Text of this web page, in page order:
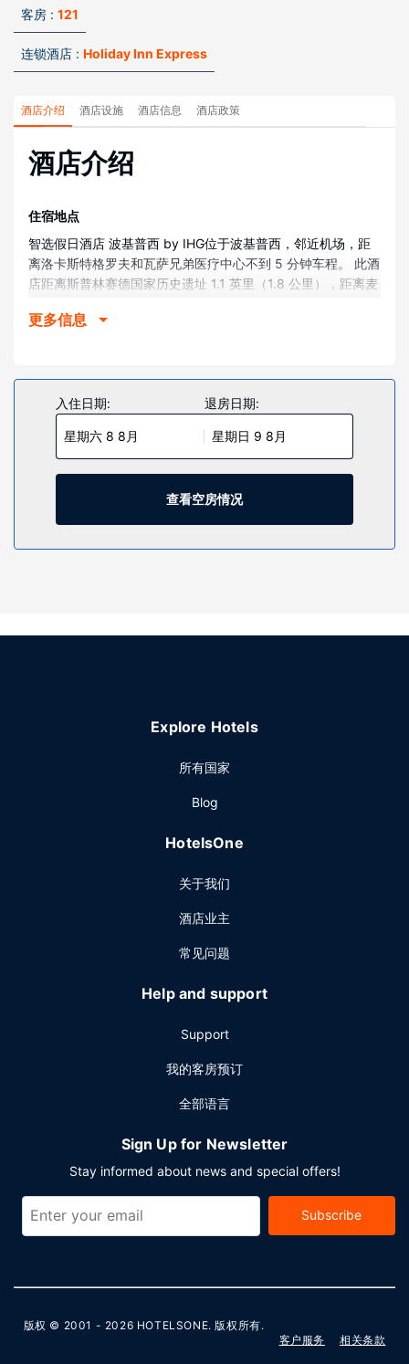
客房 : 121
连锁酒店 : Holiday Inn Express
酒店介绍 酒店设施 酒店信息 酒店政策
酒店介绍
住宿地点
智选假日酒店 波基普西 by IHG位于波基普西，邻近机场，距
离洛卡斯特格罗夫和瓦萨兄弟医疗中心不到 5 分钟车程。 此酒
店距离斯普林赛德国家历史遗址 1.1 英里（1.8 公里），距离麦
客房
舒适。提供卫星频道和游戏机，可满足您的娱乐需求；同时提
供免费无线网络，方便您与朋友保持联系。配备淋浴/盆浴组合
的私人浴室提供免费洗浴用品和坐浴桶。便利设施包括可存放
笔记本电脑的保险箱和书桌，以及带有免费市内通话的电话。
您可充分利用健身中心等度假设施，此外还有免费 WiFi和礼宾
其他设施
更多信息
入住日期:
星期六 8 8月
退房日期:
星期日 9 8月
查看空房情况
Explore Hotels
所有国家
Blog
HotelsOne
关于我们
酒店业主
常见问题
Help and support
Support
我的客房预订
全部语言
Sign Up for Newsletter
Stay informed about news and special offers!
Subscribe
版权 © 2001 - 2026 HOTELSONE. 版权所有.
客户服务
相关条款